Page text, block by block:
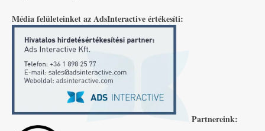
Média felületeinket az AdsInteractive értékesíti:
Partnereink: